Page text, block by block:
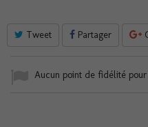
Tweet Partager
Aucun point de fidélité